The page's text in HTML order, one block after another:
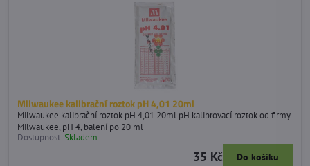
Milwaukee kalibrační roztok pH 4,01 20ml
Milwaukee kalibrační roztok pH 4,01 20ml.pH kalibrovací roztok od firmy
Milwaukee, pH 4, balení po 20 ml
Dostupnost:Skladem
35 Kč Do košíku